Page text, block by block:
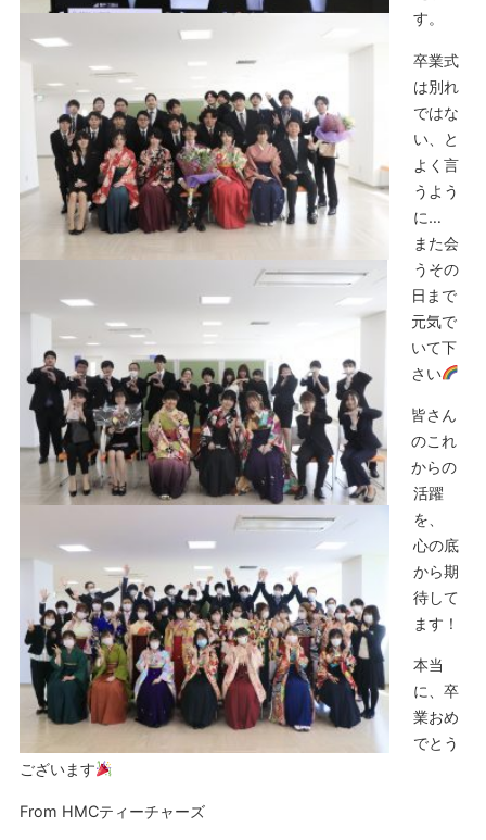
す。
卒業式
は別れ
ではな
い、と
よく言
うよう
に…
また会
うその
日まで
元気で
いて下
さい
皆さん
のこれ
からの
活躍
を、
心の底
から期
待して
ます！
本当
に、卒
業おめ
でとう
ございます
From HMCティーチャーズ